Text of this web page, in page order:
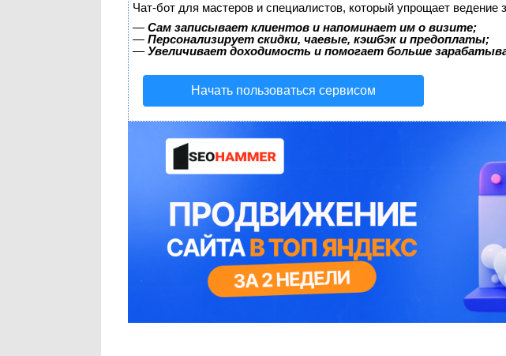
Чат-бот для мастеров и специалистов, который упрощает ведение
— Сам записывает клиентов и напоминает им о визите;
— Персонализирует скидки, чаевые, кэшбэк и предоплаты;
— Увеличивает доходимость и помогает больше
Начать пользоваться сервисом